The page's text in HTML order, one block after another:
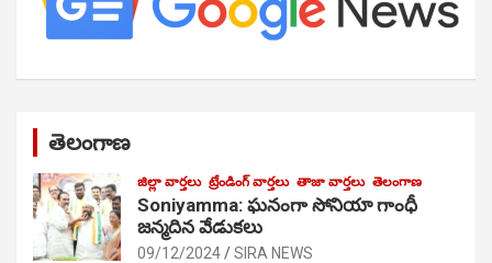
తెలంగాణ
జిల్లా వార్తలు ట్రేండింగ్ వార్తలు తాజా వార్తలు తెలంగాణ
Soniyamma: ఘ‌నంగా సోనియా గాంధీ
జ‌న్మ‌దిన వేడుక‌లు
09/12/2024 SIRA NEWS